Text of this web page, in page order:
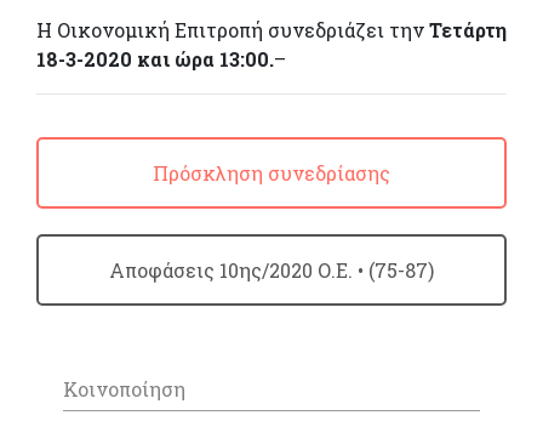
Η Οικονομική Επιτροπή συνεδριάζει τηνΤετάρτη
18-3-2020 και ώρα 13:00.–
Πρόσκληση συνεδρίασης
Απoφάσεις 10ης/2020 Ο.Ε. • (75-87)
Κοινοποίηση